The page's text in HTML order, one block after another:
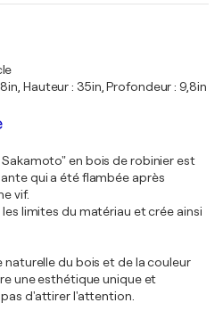
Hauteur : 35in, Profondeur : 9,8in
en bois de robinier est
qui a été flambée après
vif.
limites du matériau et crée ainsi
du bois et de la couleur
une esthétique unique et
d'attirer l'attention.